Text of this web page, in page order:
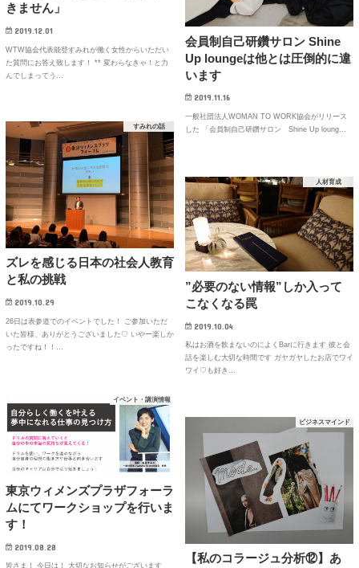
きません」
2019.12.01
WTW協会代表能登すみれが働く女性からいただい
た質問にお答え致します！ ** 変わらなきゃ！と力
んでしまってう…
会員制自己研鑽サロン Shine
Up loungeは他とは圧倒的に違
います
2019.11.16
一般社団法人WOMAN TO WORK協会がリリース
した 「会員制自己研鑽サロン Shine Up loung…
すみれの話
ズレを感じる日本の社会人教育
と私の挑戦
2019.10.29
26日は表参道でのイベントでした！ ご参加いただ
いた皆様、ありがとうございました♡ いやー楽しか
ったですね！！…
人材育成
”必要のない情報”しか入って
こなくなる罠
2019.10.04
私はお酒を飲まないのによくBarに行きます 彼と会
話を楽しむ大切な時間です ガヤガヤしたお店でワイ
ワイ♡も好き…
イベント・講演情報
東京ウィメンズプラザフォーラ
ムにてワークショップを行いま
す！
2019.08.28
皆さま！ 今日は！ 大切なお知らせがございます
ビジネスマインド
【私のコラージュ分析⑫】あ